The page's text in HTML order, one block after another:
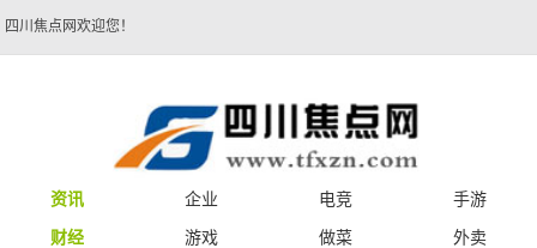
四川焦点网欢迎您！
资讯 企业 电竞
手游
财经
游戏 做菜
外卖